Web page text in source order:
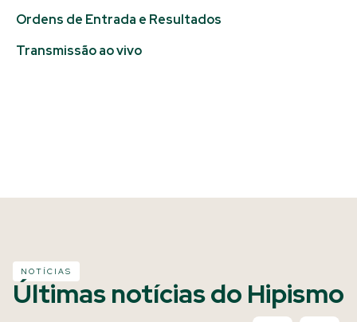
Ordens de Entrada e Resultados
Transmissão ao vivo
NOTÍCIAS
Últimas notícias do Hipismo